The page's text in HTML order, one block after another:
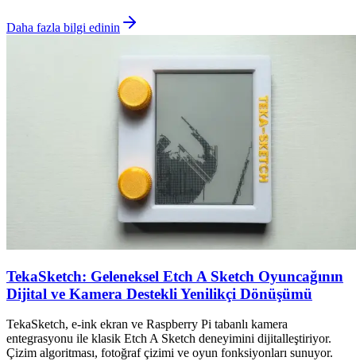
Daha fazla bilgi edinin
TekaSketch: Geleneksel Etch A Sketch Oyuncağının
Dijital ve Kamera Destekli Yenilikçi Dönüşümü
TekaSketch, e-ink ekran ve Raspberry Pi tabanlı kamera
entegrasyonu ile klasik Etch A Sketch deneyimini dijitalleştiriyor.
Çizim algoritması, fotoğraf çizimi ve oyun fonksiyonları sunuyor.